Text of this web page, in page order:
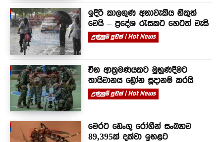
ඉදිරි කාලගුණ අනාවැකිය නිකුත්
වෙයි – ප්‍රදේශ රැසකට හෙටත් වැසි
උණුසුම් පුවත් | Hot News
චීන ආක්‍රමණයකට මුහුණදීමට
තායිවානය ඩ්‍රෝන සූදානම් කරයි
උණුසුම් පුවත් | Hot News
මෙරට ඩෙංගු රෝගීන් සංඛ්‍යාව
89,395ක් දක්වා ඉහළට